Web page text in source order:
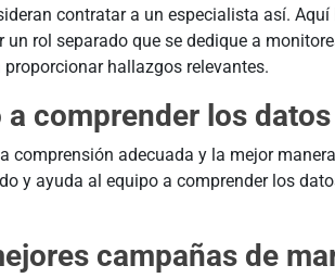
contratar a un especialista así.
un rol separado que se dedique a
hallazgos relevantes.
comprender los datos
comprensión adecuada y la mejor
y ayuda al equipo a comprender los
campañas de